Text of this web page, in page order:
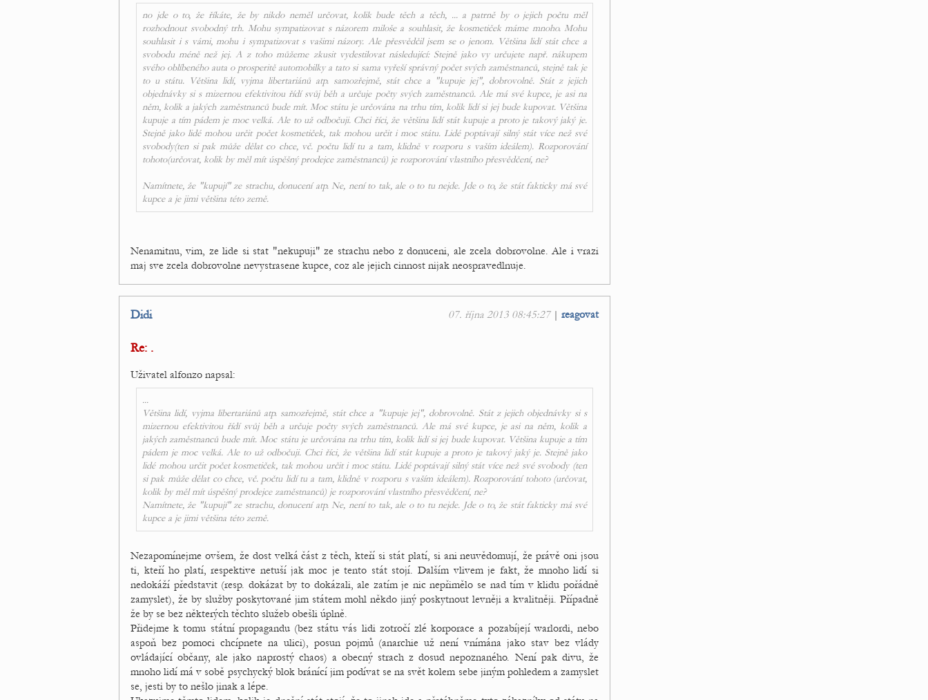
no jde o to, že říkáte, že by nikdo neměl určovat, kolik bude těch a těch, ... a patrně by o jejich počtu měl
rozhodnout svobodný trh. Mohu sympatizovat s názorem miloše a souhlasit, že kosmetiček máme mnoho. Mohu
souhlasit i s vámi, mohu i sympatizovat s vašimi názory. Ale přesvědčil jsem se o jenom. Většina lidí stát chce a
svobodu méně než jej. A z toho můžeme zkusit vydestilovat následující: Stejně jako vy určujete např. nákupem
svého oblíbeného auta o prosperitě automobilky a tato si sama vyřeší správný počet svých zaměstnanců, stejně tak je
to u státu. Většina lidí, vyjma libertariánů atp. samozřejmě, stát chce a "kupuje jej", dobrovolně. Stát z jejich
objednávky si s mizernou efektivitou řídí svůj běh a určuje počty svých zaměstnanců. Ale má své kupce, je asi na
něm, kolik a jakých zaměstnanců bude mít. Moc státu je určována na trhu tím, kolik lidí si jej bude kupovat. Většina
kupuje a tím pádem je moc velká. Ale to už odbočuji. Chci říci, že většina lidí stát kupuje a proto je takový jaký je.
Stejně jako lidé mohou určit počet kosmetiček, tak mohou určit i moc státu. Lidé poptávají silný stát více než své
svobody(ten si pak může dělat co chce, vč. počtu lidí tu a tam, klidně v rozporu s vaším ideálem). Rozporování
tohoto(určovat, kolik by měl mít úspěšný prodejce zaměstnanců) je rozporování vlastního přesvědčení, ne?
Namítnete, že "kupují" ze strachu, donucení atp. Ne, není to tak, ale o to tu nejde. Jde o to, že stát fakticky má své
kupce a je jimi většina této země.
Nenamitnu, vim, ze lide si stat "nekupuji" ze strachu nebo z donuceni, ale zcela dobrovolne. Ale i vrazi
maj sve zcela dobrovolne nevystrasene kupce, coz ale jejich cinnost nijak neospravedlnuje.
07. října 2013 08:45:27| reagovat
Didi
Re: .
Uživatel alfonzo napsal:
...
Většina lidí, vyjma libertariánů atp. samozřejmě, stát chce a "kupuje jej", dobrovolně. Stát z jejich objednávky si s
mizernou efektivitou řídí svůj běh a určuje počty svých zaměstnanců. Ale má své kupce, je asi na něm, kolik a
jakých zaměstnanců bude mít. Moc státu je určována na trhu tím, kolik lidí si jej bude kupovat. Většina kupuje a tím
pádem je moc velká. Ale to už odbočuji. Chci říci, že většina lidí stát kupuje a proto je takový jaký je. Stejně jako
lidé mohou určit počet kosmetiček, tak mohou určit i moc státu. Lidé poptávají silný stát více než své svobody (ten
si pak může dělat co chce, vč. počtu lidí tu a tam, klidně v rozporu s vaším ideálem). Rozporování tohoto (určovat,
kolik by měl mít úspěšný prodejce zaměstnanců) je rozporování vlastního přesvědčení, ne?
Namítnete, že "kupují" ze strachu, donucení atp. Ne, není to tak, ale o to tu nejde. Jde o to, že stát fakticky má své
kupce a je jimi většina této země.
Nezapomínejme ovšem, že dost velká část z těch, kteří si stát platí, si ani neuvědomují, že právě oni jsou
ti, kteří ho platí, respektive netuší jak moc je tento stát stojí. Dalším vlivem je fakt, že mnoho lidí si
nedokáží představit (resp. dokázat by to dokázali, ale zatím je nic nepřimělo se nad tím v klidu pořádně
zamyslet), že by služby poskytované jim státem mohl někdo jiný poskytnout levněji a kvalitněji. Případně
že by se bez některých těchto služeb obešli úplně.
Přidejme k tomu státní propagandu (bez státu vás lidi zotročí zlé korporace a pozabíjejí warlordi, nebo
aspoň bez pomoci chcípnete na ulici), posun pojmů (anarchie už není vnímána jako stav bez vlády
ovládající občany, ale jako naprostý chaos) a obecný strach z dosud nepoznaného. Není pak divu, že
mnoho lidí má v sobě psychycký blok bránící jim podívat se na svět kolem sebe jiným pohledem a zamyslet
se, jesti by to nešlo jinak a lépe.